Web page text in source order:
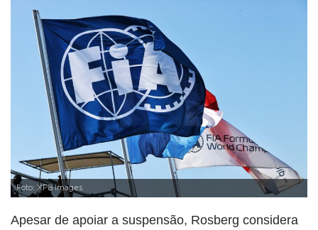
Foto: XPB Images
Apesar de apoiar a suspensão, Rosberg considera